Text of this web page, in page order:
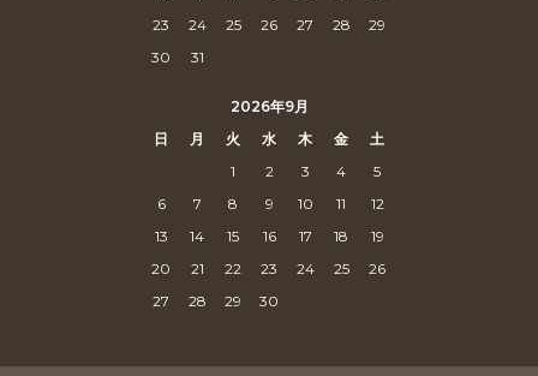
23
24 25 26 27 28
29
30
31
2026年9月
日
月 火 水 木 金
土
1
2 3 4
5
6
7 8 9 10 11
12
13
14 15 16 17 18
19
20
21 22 23 24 25
26
27
28 29 30